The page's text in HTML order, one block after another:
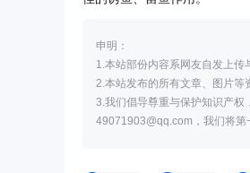
申明：
1.本站部份内容系网友自发上传
2.本站发布的所有文章、图片等
3.我们倡导尊重与保护知识产权
49071903@qq.com，我们将第